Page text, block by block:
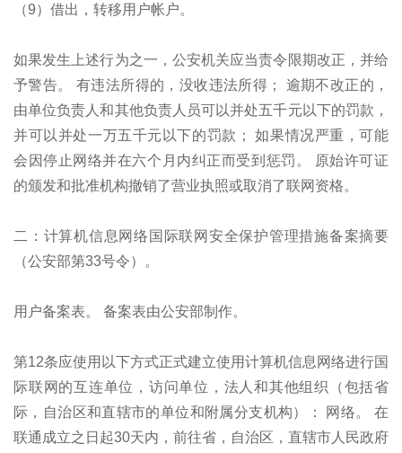
（9）借出，转移用户帐户。
如果发生上述行为之一，公安机关应当责令限期改正，并给
予警告。 有违法所得的，没收违法所得； 逾期不改正的，
由单位负责人和其他负责人员可以并处五千元以下的罚款，
并可以并处一万五千元以下的罚款； 如果情况严重，可能
会因停止网络并在六个月内纠正而受到惩罚。 原始许可证
的颁发和批准机构撤销了营业执照或取消了联网资格。
二：计算机信息网络国际联网安全保护管理措施备案摘要
（公安部第33号令）。
用户备案表。 备案表由公安部制作。
第12条应使用以下方式正式建立使用计算机信息网络进行国
际联网的互连单位，访问单位，法人和其他组织（包括省
际，自治区和直辖市的单位和附属分支机构）： 网络。 在
联通成立之日起30天内，前往省，自治区，直辖市人民政府